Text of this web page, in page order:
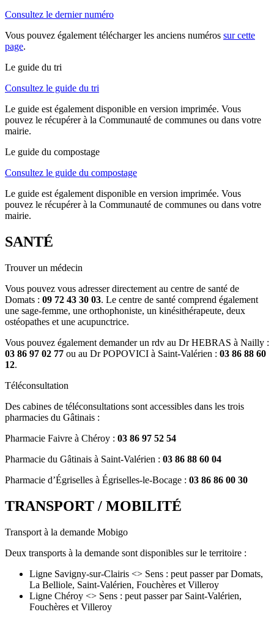
Consultez le dernier numéro
Vous pouvez également télécharger les anciens numéros sur cette
page.
Le guide du tri
Consultez le guide du tri
Le guide est également disponible en version imprimée. Vous
pouvez le récupérer à la Communauté de communes ou dans votre
mairie.
Le guide du compostage
Consultez le guide du compostage
Le guide est également disponible en version imprimée. Vous
pouvez le récupérer à la Communauté de communes ou dans votre
mairie.
SANTÉ
Trouver un médecin
Vous pouvez vous adresser directement au centre de santé de
Domats : 09 72 43 30 03. Le centre de santé comprend également
une sage-femme, une orthophoniste, un kinésithérapeute, deux
ostéopathes et une acupunctrice.
Vous pouvez également demander un rdv au Dr HEBRAS à Nailly :
03 86 97 02 77 ou au Dr POPOVICI à Saint-Valérien : 03 86 88 60
12.
Téléconsultation
Des cabines de téléconsultations sont accessibles dans les trois
pharmacies du Gâtinais :
Pharmacie Faivre à Chéroy : 03 86 97 52 54
Pharmacie du Gâtinais à Saint-Valérien : 03 86 88 60 04
Pharmacie d’Égriselles à Égriselles-le-Bocage : 03 86 86 00 30
TRANSPORT / MOBILITÉ
Transport à la demande Mobigo
Deux transports à la demande sont disponibles sur le territoire :
Ligne Savigny-sur-Clairis <> Sens : peut passer par Domats,
La Belliole, Saint-Valérien, Fouchères et Villeroy
Ligne Chéroy <> Sens : peut passer par Saint-Valérien,
Fouchères et Villeroy